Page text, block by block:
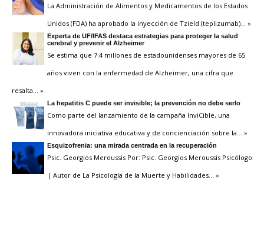
La Administración de Alimentos y Medicamentos de los Estados
Unidos (FDA) ha aprobado la inyección de Tzield (teplizumab) … »
Experta de UF/IFAS destaca estrategias para proteger la salud
cerebral y prevenir el Alzheimer
Se estima que 7.4 millones de estadounidenses mayores de 65
años viven con la enfermedad de Alzheimer, una cifra que
resalta … »
La hepatitis C puede ser invisible; la prevención no debe serlo
Como parte del lanzamiento de la campaña InviCible, una
innovadora iniciativa educativa y de concienciación sobre la … »
Esquizofrenia: una mirada centrada en la recuperación
Psic. Georgios Meroussis Por: Psic. Georgios Meroussis Psicólogo
| Autor de La Psicología de la Muerte y Habilidades … »